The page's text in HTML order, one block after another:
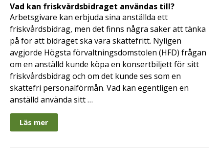
Vad kan friskvårdsbidraget användas till?
Arbetsgivare kan erbjuda sina anställda ett
friskvårdsbidrag, men det finns några saker att tänka
på för att bidraget ska vara skattefritt. Nyligen
avgjorde Högsta förvaltningsdomstolen (HFD) frågan
om en anställd kunde köpa en konsertbiljett för sitt
friskvårdsbidrag och om det kunde ses som en
skattefri personalförmån. Vad kan egentligen en
anställd använda sitt …
Läs mer